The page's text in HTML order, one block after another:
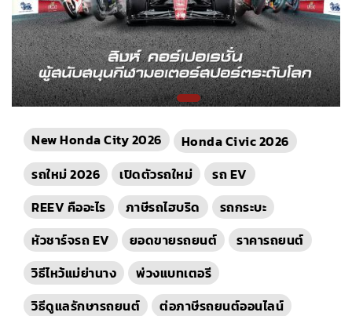
New Honda City 2026
Honda Civic 2026
รถใหม่ 2026
เปิดตัวรถใหม่
รถ EV
REEV คืออะไร
ภาษีรถไฮบริด
รถกระบะ
หัวชาร์จรถ EV
ยอดขายรถยนต์
ราคารถยนต์
วิธีไหว้แม่ย่านาง
พ่วงแบทเตอรี
วิธีดูแลรักษารถยนต์
ต่อภาษีรถยนต์ออนไลน์